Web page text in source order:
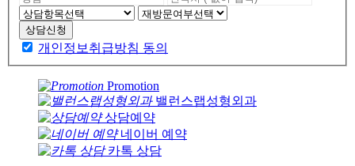
상담신청
개인정보취급방침 동의
Promotion
밸런스랩성형외과
상담예약
네이버 예약
카톡 상담